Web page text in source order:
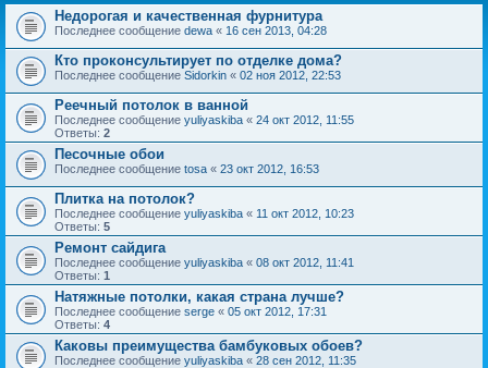
Недорогая и качественная фурнитура
Последнее сообщение dewa « 16 сен 2013, 04:28
Кто проконсультирует по отделке дома?
Последнее сообщение Sidorkin « 02 ноя 2012, 22:53
Реечный потолок в ванной
Последнее сообщение yuliyaskiba « 24 окт 2012, 11:55
Ответы: 2
Песочные обои
Последнее сообщение tosa « 23 окт 2012, 16:53
Плитка на потолок?
Последнее сообщение yuliyaskiba « 11 окт 2012, 10:23
Ответы: 5
Ремонт сайдига
Последнее сообщение yuliyaskiba « 08 окт 2012, 11:41
Ответы: 1
Натяжные потолки, какая страна лучше?
Последнее сообщение serge « 05 окт 2012, 17:31
Ответы: 4
Каковы преимущества бамбуковых обоев?
Последнее сообщение yuliyaskiba « 28 сен 2012, 11:35